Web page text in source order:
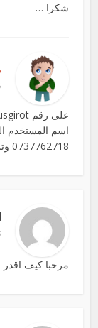
شكرا …
اسم المستخدم
0737762718 وتزويدنا ايضا باسم المستخدم ليتم تفعيل حسابك
مرحبا كيف اقدر